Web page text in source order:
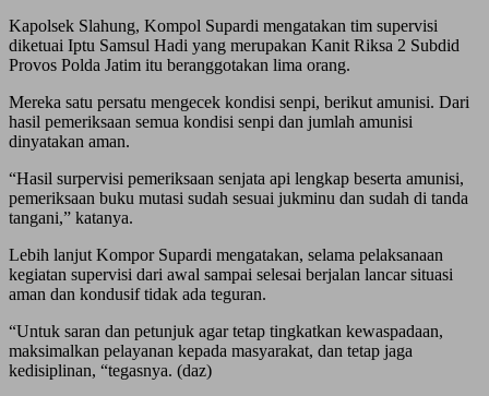
Kapolsek Slahung, Kompol Supardi mengatakan tim supervisi
diketuai Iptu Samsul Hadi yang merupakan Kanit Riksa 2 Subdid
Provos Polda Jatim itu beranggotakan lima orang.
Mereka satu persatu mengecek kondisi senpi, berikut amunisi. Dari
hasil pemeriksaan semua kondisi senpi dan jumlah amunisi
dinyatakan aman.
“Hasil surpervisi pemeriksaan senjata api lengkap beserta amunisi,
pemeriksaan buku mutasi sudah sesuai jukminu dan sudah di tanda
tangani,” katanya.
Lebih lanjut Kompor Supardi mengatakan, selama pelaksanaan
kegiatan supervisi dari awal sampai selesai berjalan lancar situasi
aman dan kondusif tidak ada teguran.
“Untuk saran dan petunjuk agar tetap tingkatkan kewaspadaan,
maksimalkan pelayanan kepada masyarakat, dan tetap jaga
kedisiplinan, “tegasnya. (daz)